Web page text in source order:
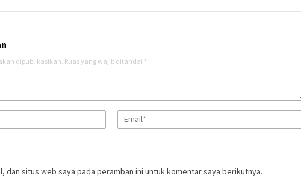
dipublikasikan. Ruas yang wajib ditandai *
dan situs web saya pada peramban ini untuk komentar saya berikutnya.